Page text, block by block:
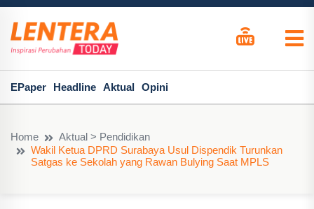
EPaper Headline Aktual Opini
Home
Aktual > Pendidikan
Wakil Ketua DPRD Surabaya Usul Dispendik Turunkan
Satgas ke Sekolah yang Rawan Bulying Saat MPLS